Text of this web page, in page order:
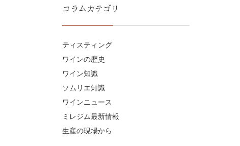
コラムカテゴリ
ティスティング
ワインの歴史
ワイン知識
ソムリエ知識
ワインニュース
ミレジム最新情報
生産の現場から